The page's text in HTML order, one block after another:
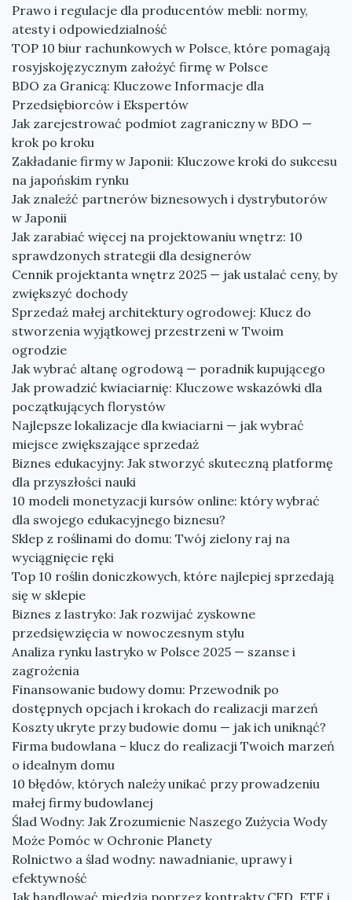
Prawo i regulacje dla producentów mebli: normy,
atesty i odpowiedzialność
TOP 10 biur rachunkowych w Polsce, które pomagają
rosyjskojęzycznym założyć firmę w Polsce
BDO za Granicą: Kluczowe Informacje dla
Przedsiębiorców i Ekspertów
Jak zarejestrować podmiot zagraniczny w BDO —
krok po kroku
Zakładanie firmy w Japonii: Kluczowe kroki do sukcesu
na japońskim rynku
Jak znaleźć partnerów biznesowych i dystrybutorów
w Japonii
Jak zarabiać więcej na projektowaniu wnętrz: 10
sprawdzonych strategii dla designerów
Cennik projektanta wnętrz 2025 — jak ustalać ceny, by
zwiększyć dochody
Sprzedaż małej architektury ogrodowej: Klucz do
stworzenia wyjątkowej przestrzeni w Twoim
ogrodzie
Jak wybrać altanę ogrodową — poradnik kupującego
Jak prowadzić kwiaciarnię: Kluczowe wskazówki dla
początkujących florystów
Najlepsze lokalizacje dla kwiaciarni — jak wybrać
miejsce zwiększające sprzedaż
Biznes edukacyjny: Jak stworzyć skuteczną platformę
dla przyszłości nauki
10 modeli monetyzacji kursów online: który wybrać
dla swojego edukacyjnego biznesu?
Sklep z roślinami do domu: Twój zielony raj na
wyciągnięcie ręki
Top 10 roślin doniczkowych, które najlepiej sprzedają
się w sklepie
Biznes z lastryko: Jak rozwijać zyskowne
przedsięwzięcia w nowoczesnym stylu
Analiza rynku lastryko w Polsce 2025 — szanse i
zagrożenia
Finansowanie budowy domu: Przewodnik po
dostępnych opcjach i krokach do realizacji marzeń
Koszty ukryte przy budowie domu — jak ich uniknąć?
Firma budowlana – klucz do realizacji Twoich marzeń
o idealnym domu
10 błędów, których należy unikać przy prowadzeniu
małej firmy budowlanej
Ślad Wodny: Jak Zrozumienie Naszego Zużycia Wody
Może Pomóc w Ochronie Planety
Rolnictwo a ślad wodny: nawadnianie, uprawy i
efektywność
Jak handlować miedzią poprzez kontrakty CFD, ETF i